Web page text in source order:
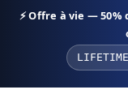
⚡ Offre à vie —